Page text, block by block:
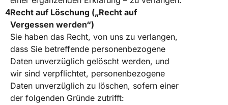
Recht auf Löschung („Recht auf
Vergessen werden“)
Sie haben das Recht, von uns zu verlangen,
dass Sie betreffende personenbezogene
Daten unverzüglich gelöscht werden, und
wir sind verpflichtet, personenbezogene
Daten unverzüglich zu löschen, sofern einer
der folgenden Gründe zutrifft: